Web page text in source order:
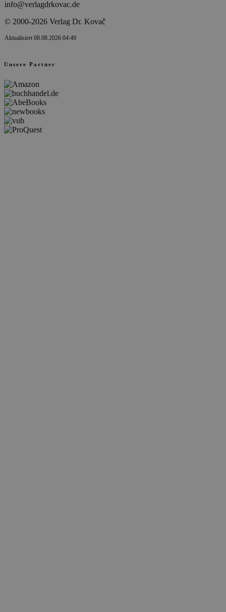
info@verlagdrkovac.de
© 2000-2026 Verlag Dr. Kovač
Aktualisiert 08.08.2026 04:49
Unsere Partner